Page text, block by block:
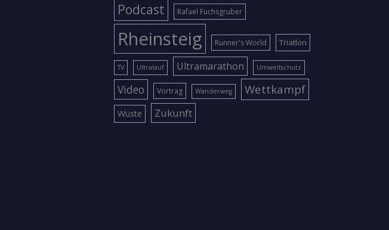
Podcast Rafael Fuchsgruber
Rheinsteig Runner's World Triatlon
TV Ultralauf Ultramarathon Umweltschutz
Video Vortrag Wanderweg Wettkampf
Wüste Zukunft